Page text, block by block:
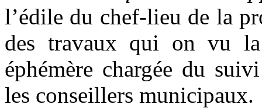
l’édile du chef-lieu de la
des travaux qui on vu la
éphémère chargée du
les conseillers municipaux.